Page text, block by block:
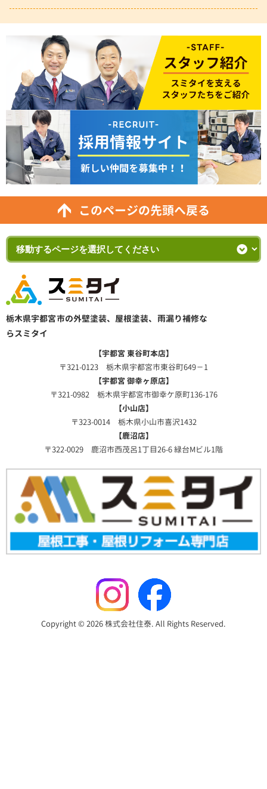
このページの先頭へ戻る
栃木県宇都宮市の外壁塗装、屋根塗装、雨漏り補修な
らスミタイ
【宇都宮 東谷町本店】
〒321-0123 栃木県宇都宮市東谷町649－1
【宇都宮 御幸ヶ原店】
〒321-0982 栃木県宇都宮市御幸ケ原町136-176
【小山店】
〒323-0014 栃木県小山市喜沢1432
【鹿沼店】
〒322-0029 鹿沼市西茂呂1丁目26-6 緑台Mビル1階
Copyright © 2026 株式会社住泰. All Rights Reserved.